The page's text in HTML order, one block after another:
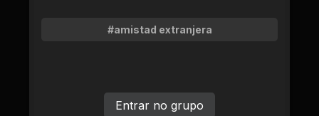
#amistad extranjera
Entrar no grupo